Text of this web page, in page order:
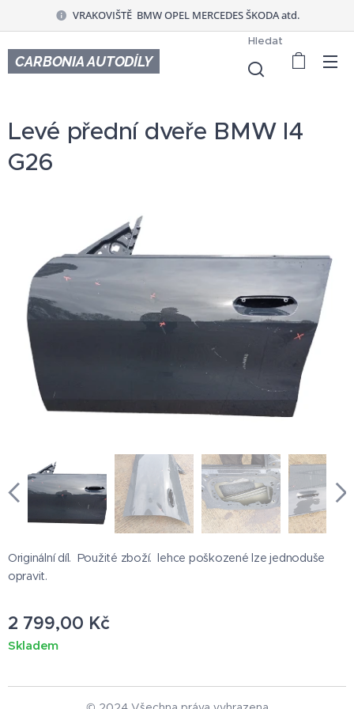
VRAKOVIŠTĚ BMW OPEL MERCEDES ŠKODA atd.
CARBONIA AUTODÍLY
Hledat
Levé přední dveře BMW I4
G26
Originální díl. Použité zboží. lehce poškozené lze jednoduše
opravit.
2 799,00 Kč
Skladem